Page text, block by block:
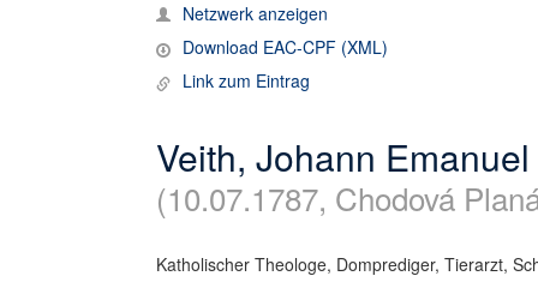
Netzwerk anzeigen
Download EAC-CPF (XML)
Link zum Eintrag
Veith, Johann
(10.07.1787, Chodová
Katholischer Theologe, Domprediger, Tierarzt,